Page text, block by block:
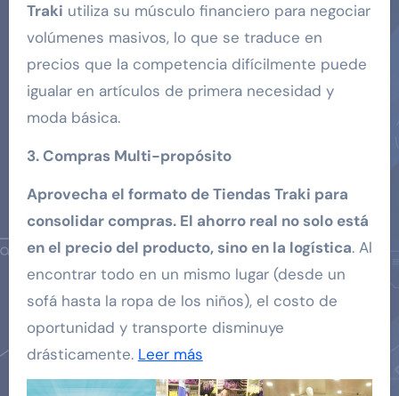
Traki utiliza su músculo financiero para negociar
volúmenes masivos, lo que se traduce en
precios que la competencia difícilmente puede
igualar en artículos de primera necesidad y
moda básica.
3. Compras Multi-propósito
Aprovecha el formato de Tiendas Traki para
consolidar compras. El ahorro real no solo está
en el precio del producto, sino en la logística. Al
encontrar todo en un mismo lugar (desde un
sofá hasta la ropa de los niños), el costo de
oportunidad y transporte disminuye
drásticamente. Leer más